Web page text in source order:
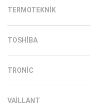
TERMOTEKNIK
TOSHIBA
TRONIC
VAILLANT